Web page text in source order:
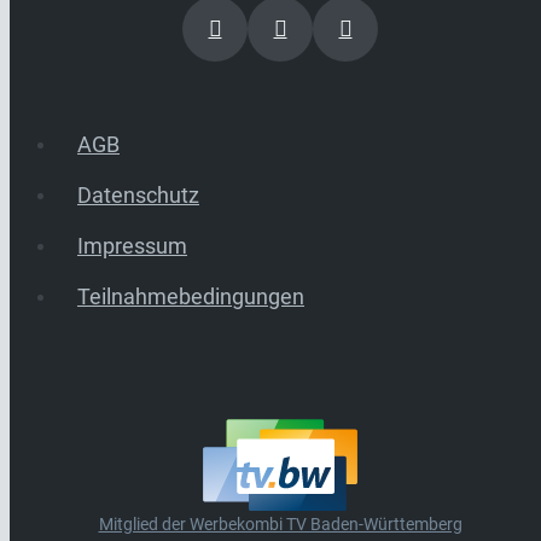
AGB
Datenschutz
Impressum
Teilnahmebedingungen
Mitglied der Werbekombi TV Baden-Württemberg